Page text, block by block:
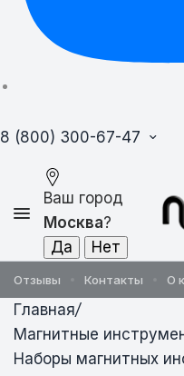
8 (800) 300-67-47
Ваш город
Москва?
Отзывы Контакты О
Главная/
Магнитные
Наборы магнитных